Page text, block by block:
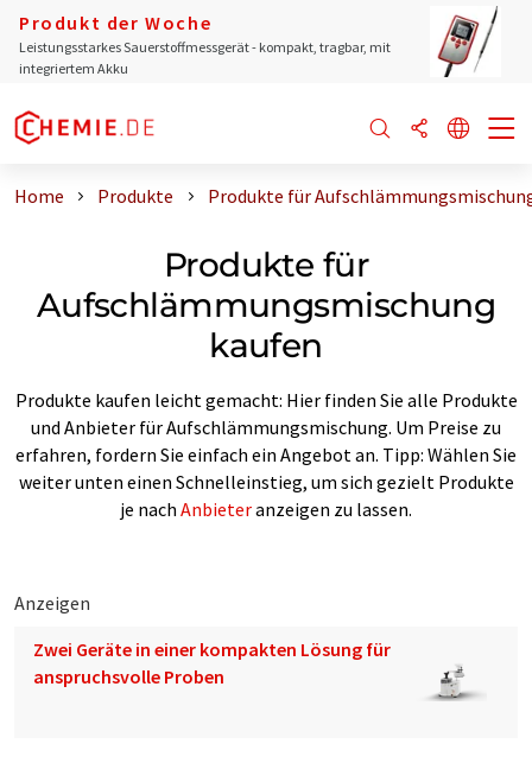
Produkt der Woche
Leistungsstarkes Sauerstoffmessgerät - kompakt, tragbar, mit
integriertem Akku
Home Produkte Produkte für
Produkte für
Aufschlämmungsmischung
kaufen
Produkte kaufen leicht gemacht: Hier finden Sie alle Produkte
und Anbieter für Aufschlämmungsmischung. Um Preise zu
erfahren, fordern Sie einfach ein Angebot an. Tipp: Wählen Sie
weiter unten einen Schnelleinstieg, um sich gezielt Produkte
je nach Anbieteranzeigen zu lassen.
Anzeigen
Zwei Geräte in einer kompakten Lösung für
anspruchsvolle Proben